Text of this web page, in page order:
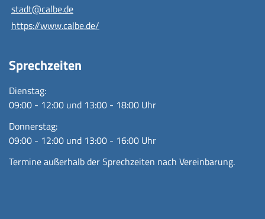
stadt@calbe.de
https://www.calbe.de/
Sprechzeiten
Dienstag:
09:00 - 12:00 und 13:00 - 18:00 Uhr
Donnerstag:
09:00 - 12:00 und 13:00 - 16:00 Uhr
Termine außerhalb der Sprechzeiten nach Vereinbarung.